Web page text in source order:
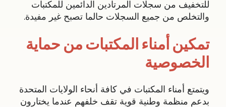
للتخفيف من سجلات المرتادين الدائمين للمكتبات
والتخلص من جميع السجلات حالما تصبح غير مفيدة.
تمكين أمناء المكتبات من حماية
الخصوصية
ويتمتع أمناء المكتبات في كافة أنحاء الولايات المتحدة
بدعم منظمة وطنية قوية تقف خلفهم عندما يختارون